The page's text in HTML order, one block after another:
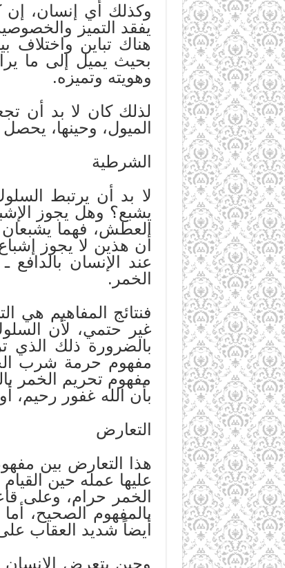
وكذلك أي إنسان، إن
يفقد التميز
هناك تباين واختلاف
بحيث يميل إلى ما
وهويته وتميزه.
لذلك كان لا بد أن
الميول، وحينها، يحصل
الشرطية
لا بد أن يرتبط
يشبع؟ وهل يجوز
العطش، فهما يشبعان
أن هذين لا يجوز
عند الإنسان
الخمر.
فنتائج المفاهيم هي
غير حتمي، لأن
بالضرورة ذلك الذي
مفهوم حرمة شرب
مفهوم تحريم الخمر
بأن الله غفور رحيم،
التعارض
هذا التعارض بين
عليها عمله حين
الخمر حرام، وعلى
بالمفهوم الصحيح،
أيضاً شديد العقاب
وحين يتعرض الإنسان